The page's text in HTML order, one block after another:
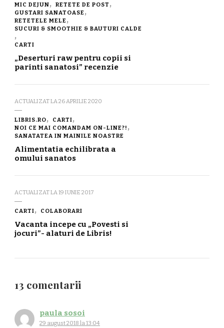
MIC DEJUN
RETETE DE POST
GUSTARI SANATOASE
RETETELE MELE
SUCURI & SMOOTHIE & BAUTURI CALDE
CARTI
„Deserturi raw pentru copii si
parinti sanatosi” recenzie
ACTUALIZAT LA26 APRILIE 2020
LIBRIS.RO
CARTI
NOI CE MAI COMANDAM ON-LINE?!
SANATATEA IN MAINILE NOASTRE
Alimentatia echilibrata a
omului sanatos
ACTUALIZAT LA19 IUNIE 2017
CARTI COLABORARI
Vacanta incepe cu „Povesti si
jocuri”- alaturi de Libris!
13 comentarii
paula sosoi
29 august 2018 la 13:04